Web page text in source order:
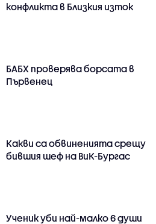
конфликта в Близкия изток
БАБХ проверява борсата в
Първенец
Какви са обвиненията срещу
бившия шеф на ВиК-Бургас
Ученик уби най-малко 6 души